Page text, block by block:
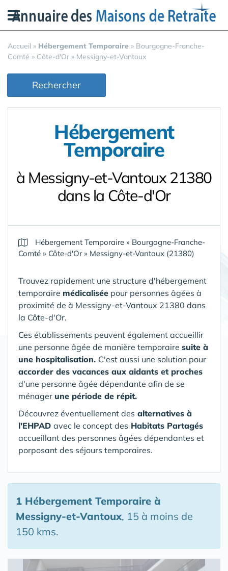
Accueil » Hébergement Temporaire » Bourgogne-Franche-
Comté » Côte-d'Or » Messigny-et-Vantoux
Rechercher
Hébergement
Temporaire
à Messigny-et-Vantoux 21380
dans la Côte-d'Or
Hébergement Temporaire » Bourgogne-Franche-
Comté » Côte-d'Or» Messigny-et-Vantoux (21380)
Trouvez rapidement une structure d'hébergement
temporaire médicalisée pour personnes âgées à
proximité de à Messigny-et-Vantoux 21380 dans
la Côte-d'Or.
Ces établissements peuvent également accueillir
une personne âgée de manière temporaire suite à
une hospitalisation. C'est aussi une solution pour
accorder des vacances aux aidants et proches
d'une personne âgée dépendante afin de se
ménager une période de répit.
Découvrez éventuellement des alternatives à
l'EHPAD avec le concept des Habitats Partagés
accueillant des personnes âgées dépendantes et
porposant des séjours temporaires.
1 Hébergement Temporaire à
Messigny-et-Vantoux, 15 à moins de
150 kms.